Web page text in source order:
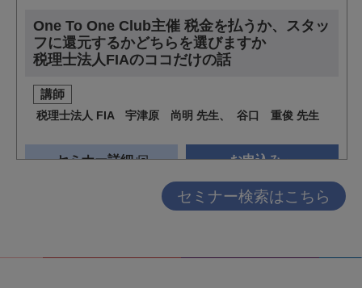
セミナー検索はこちら